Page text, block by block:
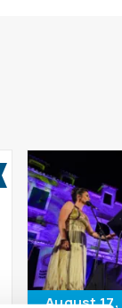
August